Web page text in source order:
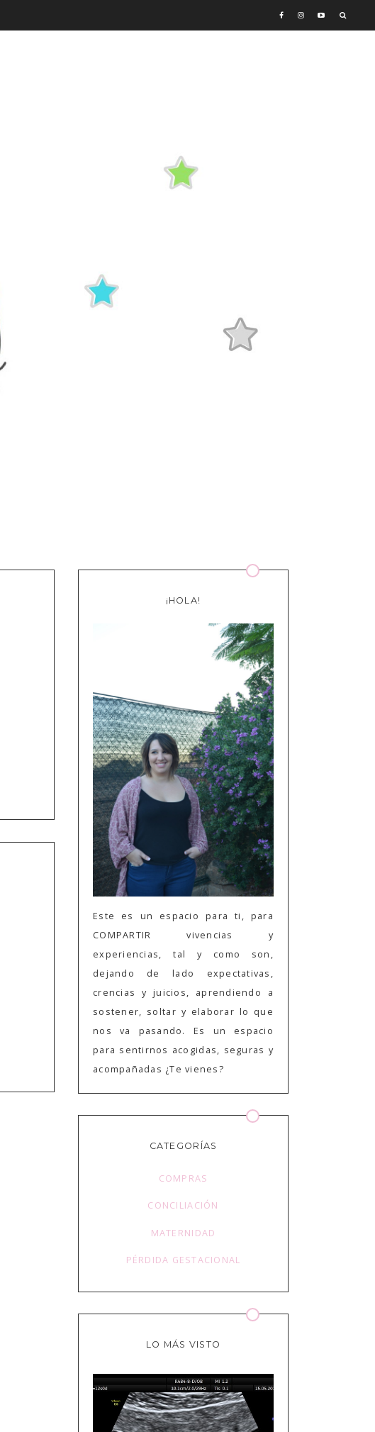
¡HOLA!
Este es un espacio para ti, para
COMPARTIR vivencias y
experiencias, tal y como son,
dejando de lado expectativas,
crencias y juicios, aprendiendo a
sostener, soltar y elaborar lo que
nos va pasando. Es un espacio
para sentirnos acogidas, seguras y
acompañadas ¿Te vienes?
CATEGORÍAS
COMPRAS
CONCILIACIÓN
MATERNIDAD
PÉRDIDA GESTACIONAL
LO MÁS VISTO